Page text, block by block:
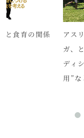
と食育の関係
アス
ガ、
ディ
用”